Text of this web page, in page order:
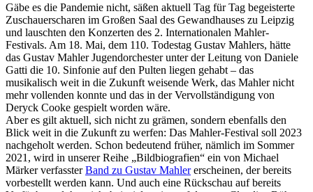
Gäbe es die Pandemie nicht, säßen aktuell Tag für Tag begeisterte
Zuschauerscharen im Großen Saal des Gewandhauses zu Leipzig
und lauschten den Konzerten des 2. Internationalen Mahler-
Festivals. Am 18. Mai, dem 110. Todestag Gustav Mahlers, hätte
das Gustav Mahler Jugendorchester unter der Leitung von Daniele
Gatti die 10. Sinfonie auf den Pulten liegen gehabt – das
musikalisch weit in die Zukunft weisende Werk, das Mahler nicht
mehr vollenden konnte und das in der Vervollständigung von
Deryck Cooke gespielt worden wäre.
Aber es gilt aktuell, sich nicht zu grämen, sondern ebenfalls den
Blick weit in die Zukunft zu werfen: Das Mahler-Festival soll 2023
nachgeholt werden. Schon bedeutend früher, nämlich im Sommer
2021, wird in unserer Reihe „Bildbiografien“ ein von Michael
Märker verfassterBand zu Gustav Mahlererscheinen, der bereits
vorbestellt werden kann. Und auch eine Rückschau auf bereits